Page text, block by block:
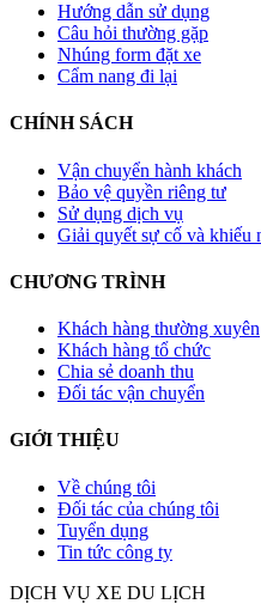
Hướng dẫn sử dụng
Câu hỏi thường gặp
Nhúng form đặt xe
Cẩm nang đi lại
CHÍNH SÁCH
Vận chuyển hành khách
Bảo vệ quyền riêng tư
Sử dụng dịch vụ
Giải quyết sự cố và khiếu
CHƯƠNG TRÌNH
Khách hàng thường xuyên
Khách hàng tổ chức
Chia sẻ doanh thu
Đối tác vận chuyển
GIỚI THIỆU
Về chúng tôi
Đối tác của chúng tôi
Tuyển dụng
Tin tức công ty
DỊCH VỤ XE DU LỊCH